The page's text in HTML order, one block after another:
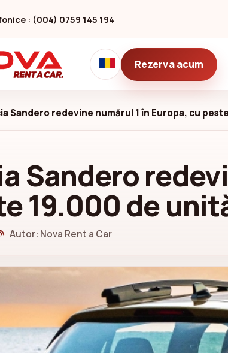
: (004) 0759 145 194
Rezerva acum
Sandero redevine numărul 1 în Europa, cu
Sandero
19.000 de
Autor: Nova Rent a Car